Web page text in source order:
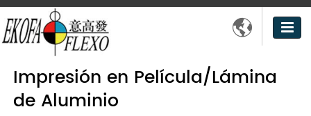

Impresión en Película/Lámina
de Aluminio